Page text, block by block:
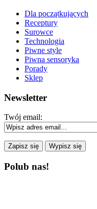
Dla początkujących
Receptury
Surowce
Technologia
Piwne style
Piwna sensoryka
Porady
Sklep
Newsletter
Twój email:
Polub nas!